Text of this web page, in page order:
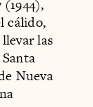
(1944),
cálido,
las
Nueva